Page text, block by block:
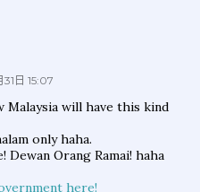
日 15:07
will have this kind
only haha.
Dewan Orang Ramai! haha
here!